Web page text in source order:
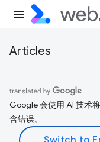
Articles
Google 会使用 AI 技术
含错误。